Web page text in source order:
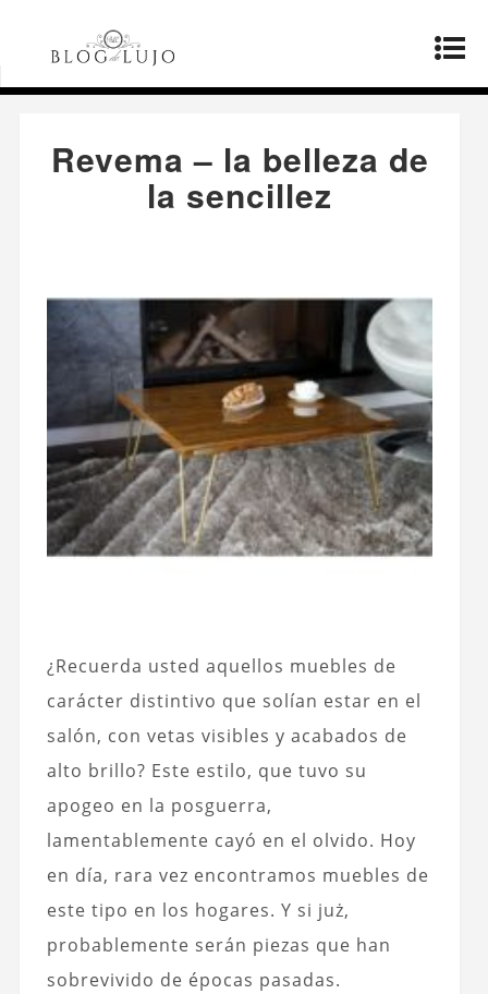
Página principal
belleza de la sencillez
Revema – la belleza de
la sencillez
¿Recuerda usted aquellos muebles de
carácter distintivo que solían estar en el
salón, con vetas visibles y acabados de
alto brillo? Este estilo, que tuvo su
apogeo en la posguerra,
lamentablemente cayó en el olvido. Hoy
en día, rara vez encontramos muebles de
este tipo en los hogares. Y si już,
probablemente serán piezas que han
sobrevivido de épocas pasadas.